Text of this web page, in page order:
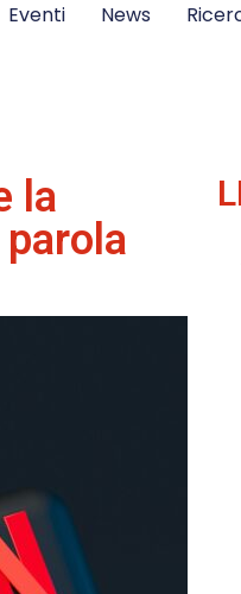
Eventi News
la